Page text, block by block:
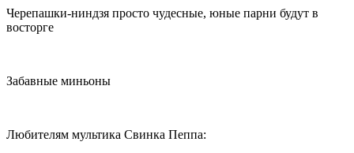
Черепашки-ниндзя просто чудесные, юные парни будут в
восторге
Забавные миньоны
Любителям мультика Свинка Пеппа: